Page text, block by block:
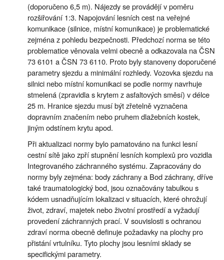
(doporučeno 6,5 m). Nájezdy se provádějí v poměru
rozšiřování 1:3. Napojování lesních cest na veřejné
komunikace (silnice, místní komunikace) je problematické
zejména z pohledu bezpečnosti. Předchozí norma se této
problematice věnovala velmi obecně a odkazovala na ČSN
73 6101 a ČSN 73 6110. Proto byly stanoveny doporučené
parametry sjezdu a minimální rozhledy. Vozovka sjezdu na
silnici nebo místní komunikaci se podle normy navrhuje
stmelená (zpravidla s krytem z asfaltových směsí) v délce
25 m. Hranice sjezdu musí být zřetelně vyznačena
dopravním značením nebo pruhem dlažebních kostek,
jiným odstínem krytu apod.
Při aktualizaci normy bylo pamatováno na funkci lesní
cestní sítě jako zpří stupnění lesních komplexů pro vozidla
Integrovaného záchranného systému. Zapracovány do
normy byly zejména: body záchrany a Bod záchrany, dříve
také traumatologický bod, jsou označovány tabulkou s
kódem usnadňujícím lokalizaci v situacích, které ohrožují
život, zdraví, majetek nebo životní prostředí a vyžadují
provedení záchranných prací. V souvislosti s ochranou
zdraví norma obecně definuje požadavky na plochy pro
přistání vrtulníku. Tyto plochy jsou lesními sklady se
specifickými parametry.